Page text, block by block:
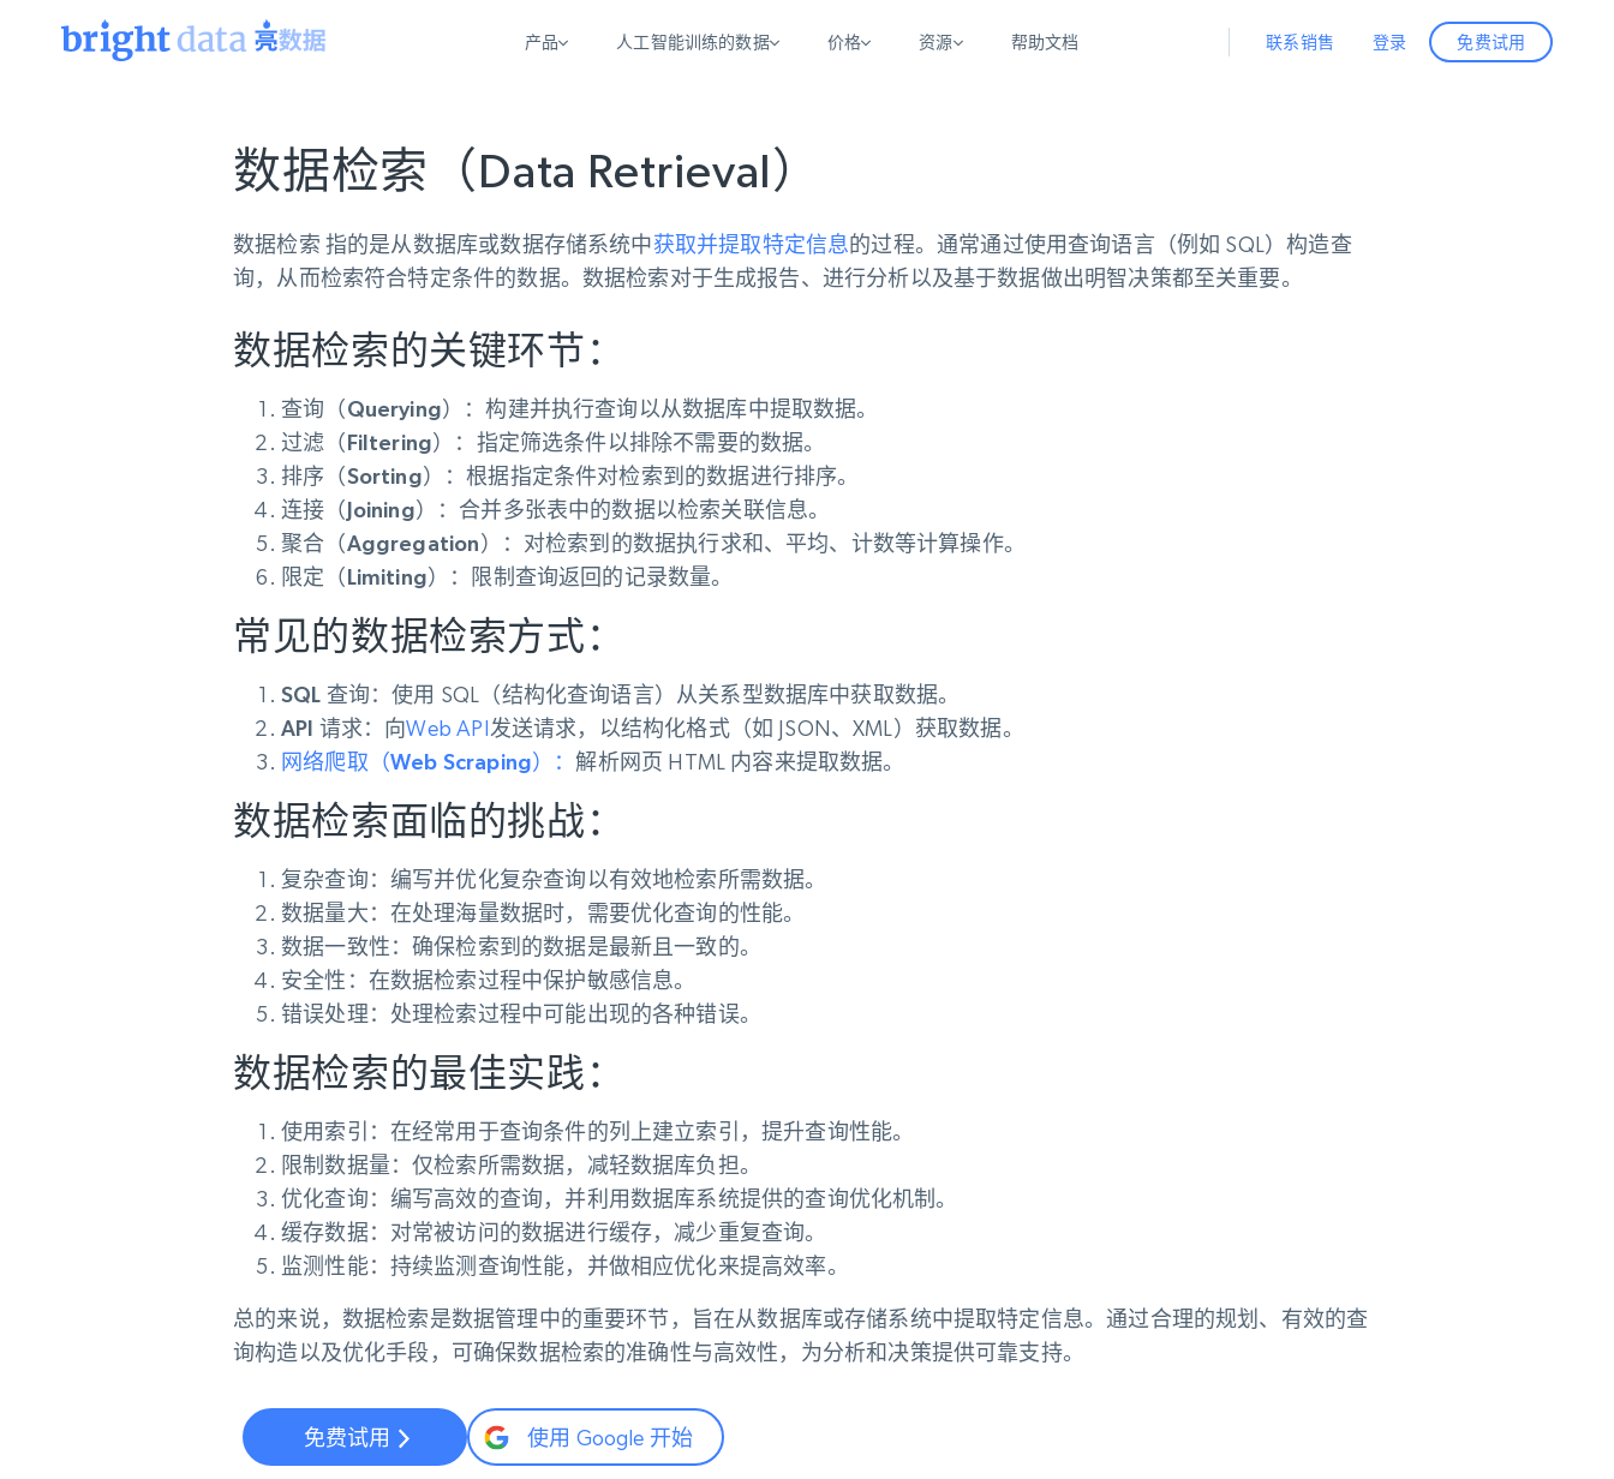
产品
网页解锁 API
Discover API 免费
始终在线的代理实时网页发现
按需获取多引擎搜索结果
Google Bing Duckduckgo Yandex
爬虫浏览器 API
键启动内置隐匿模式的远程浏览器
抓取APIs
领英 电商 社交媒体 ChatGPT
爬虫工作室
将任何网站转化为数据管道
缓存速递
实时网页数据，采集即交付
企业级数据服务
为企业级数据收集量身定制
代理服务
动态代理 5折 静态ISP代理
数据中心代理
用于数据获取的高速代理
人工智能训练的数据
视频与媒体数据
视频信息流——为 VLA 准备就绪
获取持续、定向的网页视频，用于训练人形机
器人策略
数据包
为各行各业生成可直接用于LLM的数据集
搜索及提取
智能体浏览器
让智能体浏览网站并自动执行任务
演示智能体
价格
网页解锁 API
起价
爬虫 API
起价
$1/1k请求
免费套餐
$1/ 每1 次请求
爬虫浏览器 API
$5/GB
抓取APIs
爬虫工作室定价
免费套餐
起价
$1/1k请求
$0.2/1k HTML
托管式数据
采集
$1500/月
代理基础设施
动态代理
免费套餐
起价
$2.5/GB
数据中心代理
起价
$0.9/IP
ISP 代理
$1.3/IP
资源
第三方工具集成
浏览器扩展
代理网络检查
博客
案例研究
网络研讨会
产品技术视频
联盟推荐
信任中心
帮助文档 登录
联系销售 免费试用
数据检索（Data Retrieval）
数据检索 指的是从数据库或数据存储系统中获取并提取特定信息的过程。通常通过使用查询语言（例如 SQL）构造查
询，从而检索符合特定条件的数据。数据检索对于生成报告、进行分析以及基于数据做出明智决策都至关重要。
数据检索的关键环节：
查询（Querying）：构建并执行查询以从数据库中提取数据。
过滤（Filtering）： 指定筛选条件以排除不需要的数据。
排序（Sorting）：根据指定条件对检索到的数据进行排序。
连接（Joining）： 合并多张表中的数据以检索关联信息。
聚合（Aggregation）： 对检索到的数据执行求和、平均、计数等计算操作。
限定（Limiting）：
限制查询返回的记录数量。
常见的数据检索方式：
SQL 查询：使用 SQL（结构化查询语言）从关系型数据库中获取数据。
API 请求： 向Web API发送请求，以结构化格式（如 JSON、XML）获取数据。
网络爬取（Web Scraping）：解析网页 HTML 内容来提取数据。
数据检索面临的挑战：
复杂查询： 编写并优化复杂查询以有效地检索所需数据。
数据量大： 在处理海量数据时，需要优化查询的性能。
数据一致性：确保检索到的数据是最新且一致的。
安全性： 在数据检索过程中保护敏感信息。
错误处理： 处理检索过程中可能出现的各种错误。
数据检索的最佳实践：
使用索引： 在经常用于查询条件的列上建立索引，提升查询性能。
限制数据量：仅检索所需数据，减轻数据库负担。
优化查询： 编写高效的查询，并利用数据库系统提供的查询优化机制。
缓存数据： 对常被访问的数据进行缓存，减少重复查询。
监测性能： 持续监测查询性能，并做相应优化来提高效率。
总的来说， 数据检索是数据管理中的重要环节，旨在从数据库或存储系统中提取特定信息。通过合理的规划、有效的查
询构造以及优化手段，可确保数据检索的准确性与高效性，为分析和决策提供可靠支持。
免费试用 使用 Google 开始